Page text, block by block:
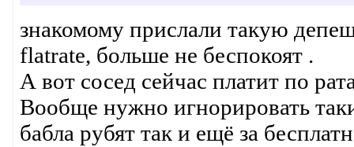
знакомому прислали такую
flatrate, больше не беспокоят .
А вот сосед сейчас платит по
Вообще нужно игнорировать
бабла рубят так и ещё за